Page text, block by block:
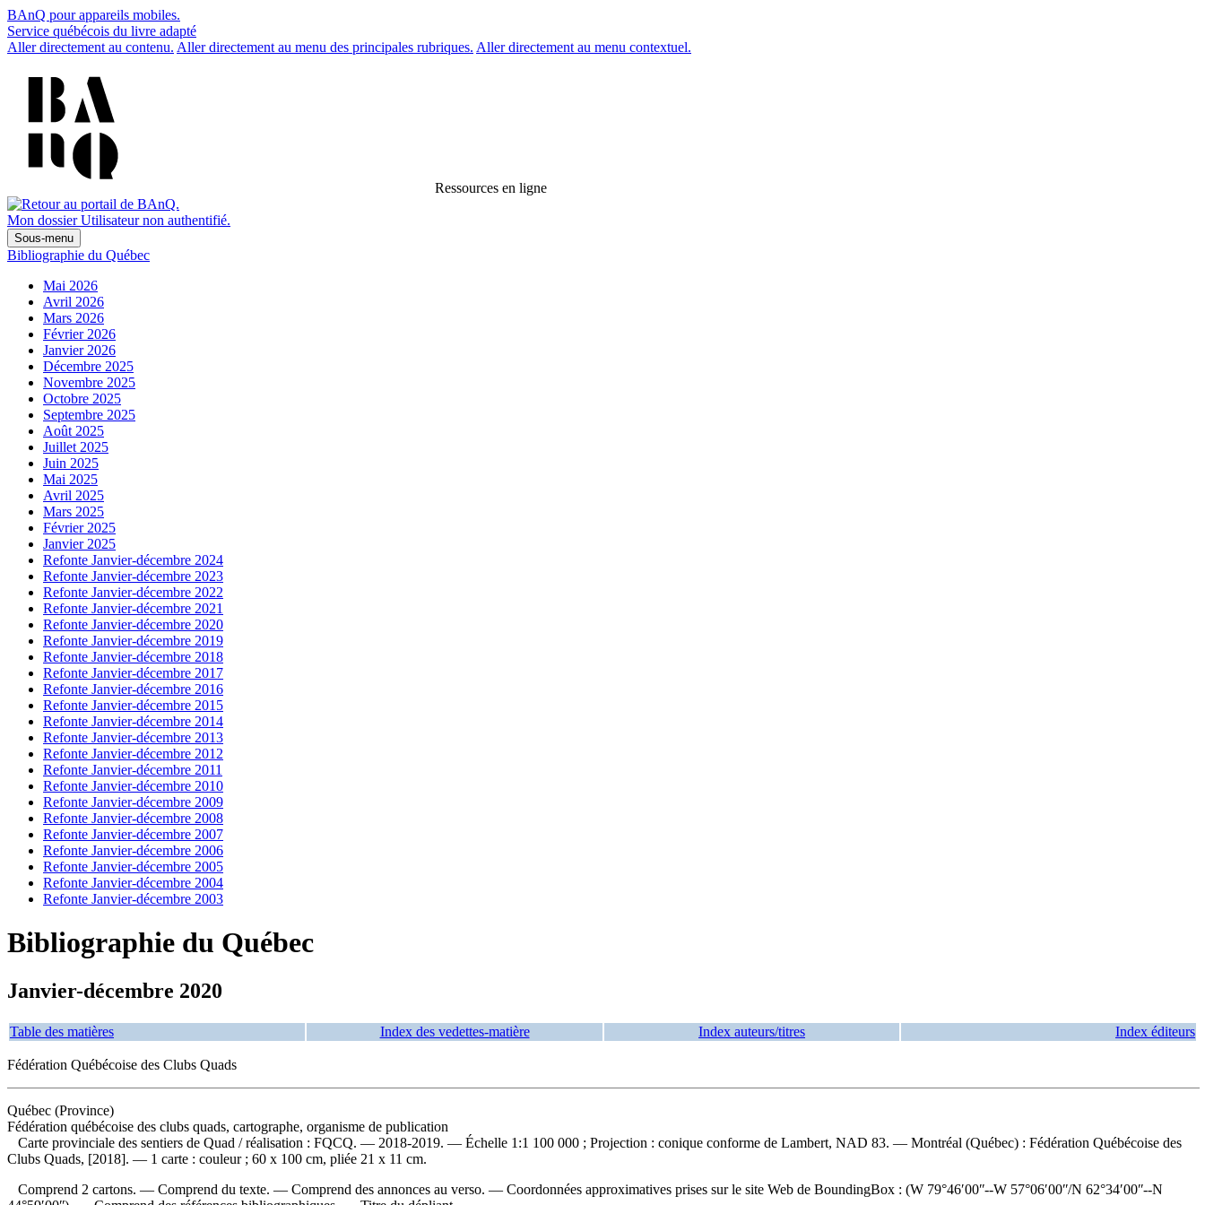
BAnQ pour appareils mobiles.
Service québécois du livre adapté
Aller directement au contenu. Aller directement au menu des principales rubriques. Aller directement au menu contextuel.
Ressources en ligne
Mon dossier Utilisateur non authentifié.
Sous-menu
Bibliographie du Québec
Mai 2026
Avril 2026
Mars 2026
Février 2026
Janvier 2026
Décembre 2025
Novembre 2025
Octobre 2025
Septembre 2025
Août 2025
Juillet 2025
Juin 2025
Mai 2025
Avril 2025
Mars 2025
Février 2025
Janvier 2025
Refonte Janvier-décembre 2024
Refonte Janvier-décembre 2023
Refonte Janvier-décembre 2022
Refonte Janvier-décembre 2021
Refonte Janvier-décembre 2020
Refonte Janvier-décembre 2019
Refonte Janvier-décembre 2018
Refonte Janvier-décembre 2017
Refonte Janvier-décembre 2016
Refonte Janvier-décembre 2015
Refonte Janvier-décembre 2014
Refonte Janvier-décembre 2013
Refonte Janvier-décembre 2012
Refonte Janvier-décembre 2011
Refonte Janvier-décembre 2010
Refonte Janvier-décembre 2009
Refonte Janvier-décembre 2008
Refonte Janvier-décembre 2007
Refonte Janvier-décembre 2006
Refonte Janvier-décembre 2005
Refonte Janvier-décembre 2004
Refonte Janvier-décembre 2003
Bibliographie du Québec
Janvier-décembre 2020
Table des matières Index des vedettes-matière Index auteurs/titres Index éditeurs
Fédération Québécoise des Clubs Quads
Québec (Province)
Fédération québécoise des clubs quads, cartographe, organisme de publication
Carte provinciale des sentiers de Quad / réalisation : FQCQ. — 2018-2019. — Échelle 1:1 100 000 ; Projection : conique conforme de Lambert, NAD 83. — Montréal (Québec) : Fédération Québécoise des
Clubs Quads, [2018]. — 1 carte : couleur ; 60 x 100 cm, pliée 21 x 11 cm.
Comprend 2 cartons. — Comprend du texte. — Comprend des annonces au verso. — Coordonnées approximatives prises sur le site Web de BoundingBox : (W 79°46ʹ00ʺ--W 57°06ʹ00ʺ/N 62°34ʹ00ʺ--N